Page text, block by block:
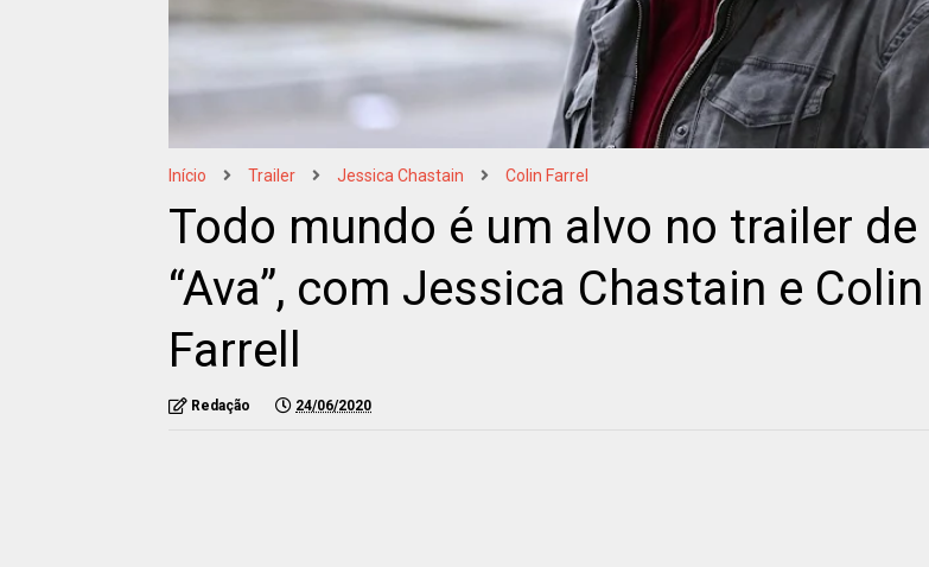
Início Trailer Jessica Chastain Colin Farrel
Todo mundo é um alvo no trailer de
“Ava”, com Jessica Chastain e Colin
Farrell
Redação 24/06/2020